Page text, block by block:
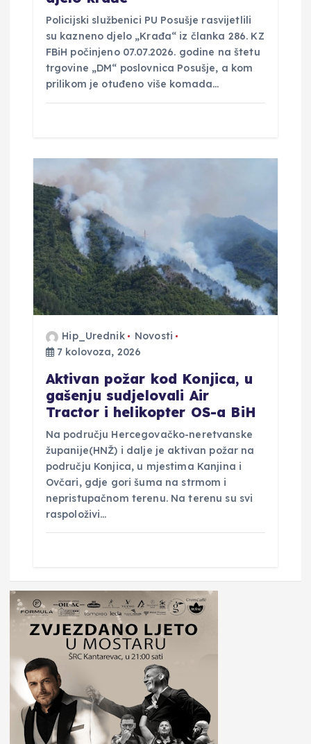
Policijski službenici PU Posušje rasvijetlili
su kazneno djelo „Krađa“ iz članka 286. KZ
FBiH počinjeno 07.07.2026. godine na štetu
trgovine „DM“ poslovnica Posušje, a kom
prilikom je otuđeno više komada…
Hip_Urednik
Novosti
7 kolovoza, 2026
Aktivan požar kod Konjica, u
gašenju sudjelovali Air
Tractor i helikopter OS-a BiH
Na području Hercegovačko-neretvanske
županije(HNŽ) i dalje je aktivan požar na
području Konjica, u mjestima Kanjina i
Ovčari, gdje gori šuma na strmom i
nepristupačnom terenu. Na terenu su svi
raspoloživi…